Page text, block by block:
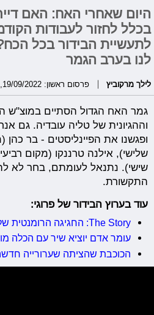
היום שאחרי האח: האם
בכלל לחזור לעבודות
לתעשיית הבידור בכל
לנו בערב הגמר
לילך מרקוביץ פרסום ראשון: 19/09/2022, 12:40
גמר האח הגדול הסתיים במוצ"ש
וההגיונית של טליה עובדיה. גם
ופגשנו את הפיינליסטים - בר
שלישי), אילנה טרננקו (מקום
שישי). נתנאל לעומתם, בחר לא
התקשורת.
עוד בערוץ הבידור של פרוגי:
The Story: החגיגה הרומנטית של מרגי
עומר אדם יוציא שיר עם הכלה
הכוכבת שהציתה שערורייה